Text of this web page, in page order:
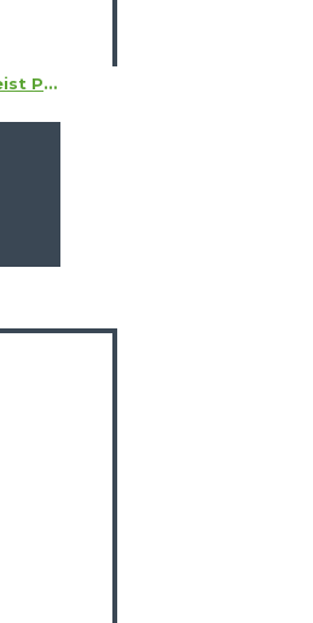
Dámska rukavica Titleist Perma Soft LH